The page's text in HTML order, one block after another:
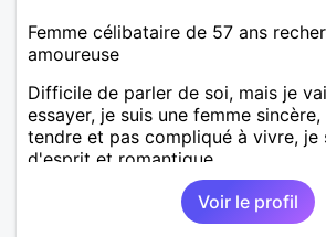
Femme célibataire de 57 ans
amoureuse
Difficile de parler de soi, mais je
essayer, je suis une femme
tendre et pas compliqué à vivre, je
d'esprit et romantique.
Voir le profil